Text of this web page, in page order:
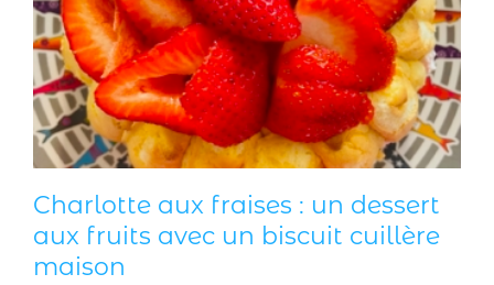
Charlotte aux fraises : un dessert
aux fruits avec un biscuit cuillère
maison